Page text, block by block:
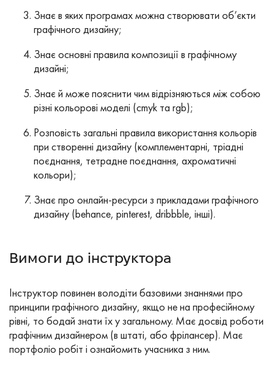
Знає в яких програмах можна створювати об’єкти
графічного дизайну;
Знає основні правила композиції в графічному
дизайні;
Знає й може пояснити чим відрізняються між собою
різні кольорові моделі (cmyk та rgb);
Розповість загальні правила використання кольорів
при створенні дизайну (комплементарні, тріадні
поєднання, тетрадне поєднання, ахроматичні
кольори);
Знає про онлайн-ресурси з прикладами графічного
дизайну (behance, pinterest, dribbble, інші).
Вимоги до інструктора
Інструктор повинен володіти базовими знаннями про
принципи графічного дизайну, якщо не на професійному
рівні, то бодай знати їх у загальному. Має досвід роботи
графічним дизайнером (в штаті, або фрілансер). Має
портфоліо робіт і ознайомить учасника з ним.